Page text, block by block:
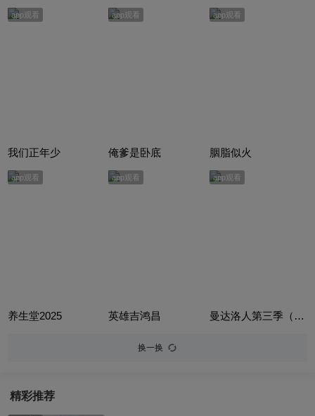
app观看
我们正年少
app观看
俺爹是卧底
app观看
胭脂似火
app观看
养生堂2025
app观看
英雄吉鸿昌
app观看
曼达洛人第三季（The Mandalorian Season 3）
换一换
精彩推荐